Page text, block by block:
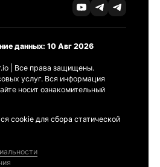
данных: 10 Авг 2026
| Все права защищены.
услуг. Вся информация
носит ознакомительный
cookie для сбора статической